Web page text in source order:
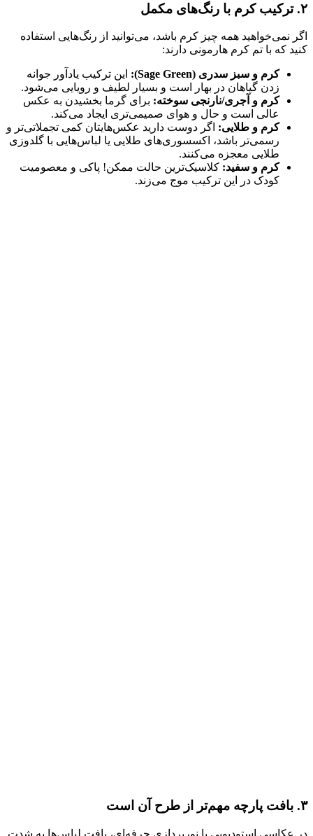
۲. ترکیب کرم با رنگ‌های مکمل
اگر نمی‌خواهید همه چیز کرم باشد، می‌توانید از رنگ‌هایی استفاده
کنید که با تم کرم هارمونی دارند:
کرم و سبز سدری (Sage Green):
این ترکیب یادآور جوانه
زدن گیاهان در بهار است و بسیار لطیف و رویایی می‌شود.
کرم و آجری/نارنجی سوخته: برای گرما بخشیدن به عکس
عالی است و حال و هوای صمیمی‌تری ایجاد می‌کند.
کرم و طلایی: اگر دوست دارید عکس‌هایتان کمی تجملاتی‌تر و
رسمی‌تر باشد، اکسسوری‌های طلایی یا لباس‌هایی با گلدوزی
طلایی معجزه می‌کنند.
کرم و سفید: کلاسیک‌ترین حالت ممکن! پاکی و معصومیت
کودک در این ترکیب موج می‌زند.
۳. بافت پارچه مهم‌تر از طرح آن است
در عکاسی استودیویی با نورپردازی حرفه‌ای، بافت لباس‌ها به شدت